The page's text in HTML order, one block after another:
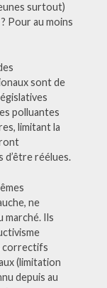
surtout)
Pour au moins
sont de
polluantes
limitant la
réélues.
ne
marché. Ils
correctifs
(limitation
depuis au